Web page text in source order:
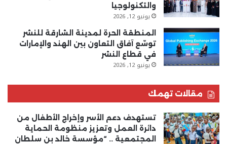
والتكنولوجيا
يونيو 12, 2026
المنطقة الحرة لمدينة الشارقة للنشر
توسّع آفاق التعاون بين الهند والإمارات
في قطاع النشر
يونيو 12, 2026
مقالات تهمك
تستهدف دعم الأسر وإخراج الأطفال من
دائرة العمل وتعزيز منظومة الحماية
المجتمعية .. “مؤسسة خالد بن سلطان